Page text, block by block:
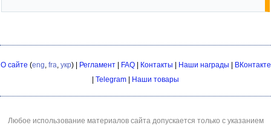
О сайте (eng, fra, укр) | Регламент| FAQ| Контакты Наши награды
ВКонтакте
Telegram Наши товары
Любое использование материалов сайта допускается только с указанием